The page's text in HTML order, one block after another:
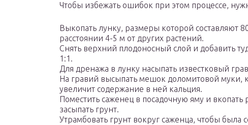
Чтобы избежать ошибок при этом процессе,
Выкопать лунку, размеры которой составляют
расстоянии 4-5 м от других растений.
Снять верхний плодоносный слой и добавить
1:1.
Для дренажа в лунку насыпать известковый
На гравий высыпать мешок доломитовой муки,
увеличит содержание в ней кальция.
Поместить саженец в посадочную яму и
засыпать грунт.
Утрамбовать грунт вокруг саженца, чтобы